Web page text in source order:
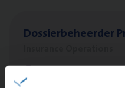
Dos­sier­be­heer­der
Antwerpen en